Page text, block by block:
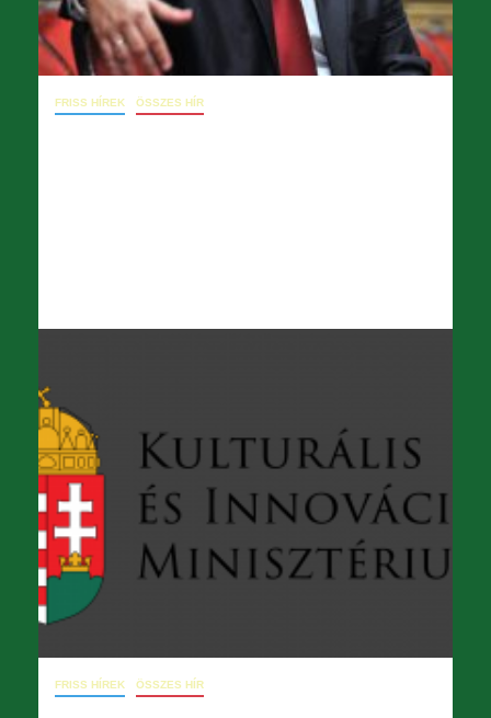
FRISS HÍREK ÖSSZES HÍR
FRISS HÍREK ÖSSZES HÍR